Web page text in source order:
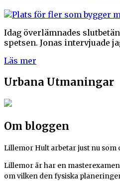
Idag överlämnades
spetsen. Jonas intervjuade
Läs mer
Urbana Utmaningar
Om bloggen
Lillemor Hult arbetar just nu
Lillemor är har en
om vilken den fysiska